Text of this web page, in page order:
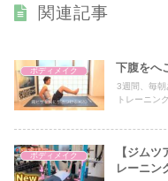
関連記事
ボディメイク 下腹をへ
3週間、毎
トレーニン
ボディメイク
【ジム
レーニン